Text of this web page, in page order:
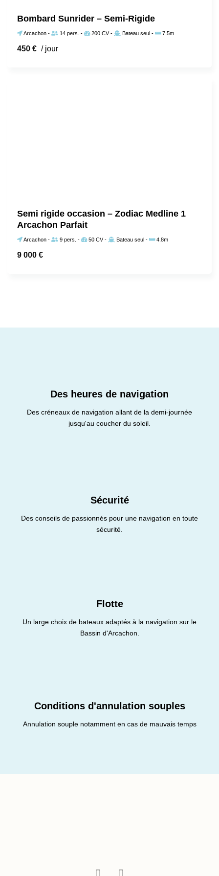
Bombard Sunrider – Semi-Rigide
Arcachon- 14 pers. - 200 CV- Bateau seul- 7.5m
450 € / jour
Semi rigide occasion – Zodiac Medline 1
Arcachon Parfait
Arcachon- 9 pers. - 50 CV- Bateau seul - 4.8m
9 000 €
Des heures de navigation
Des créneaux de navigation allant de la demi-journée
jusqu'au coucher du soleil.
Sécurité
Des conseils de passionnés pour une navigation en toute
sécurité.
Flotte
Un large choix de bateaux adaptés à la navigation sur le
Bassin d'Arcachon.
Conditions d'annulation souples
Annulation souple notamment en cas de mauvais temps